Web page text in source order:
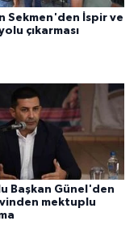
Sekmen'den İspir ve
çıkarması
Başkan Günel'den
mektuplu